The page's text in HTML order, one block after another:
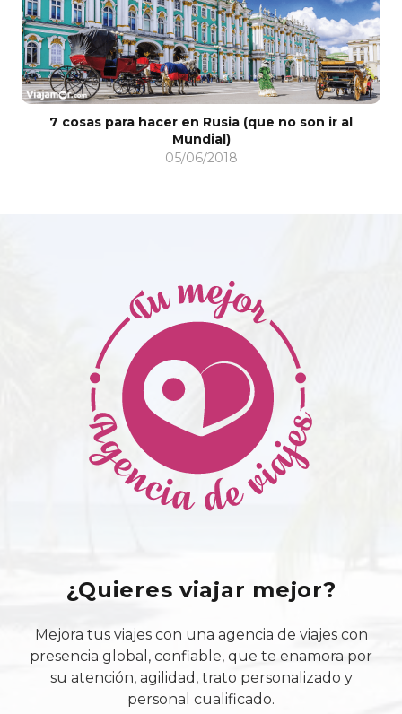
7 cosas para hacer en Rusia (que no son ir al
Mundial)
05/06/2018
¿Quieres viajar mejor?
Mejora tus viajes con una agencia de viajes con
presencia global, confiable, que te enamora por
su atención, agilidad, trato personalizado y
personal cualificado.